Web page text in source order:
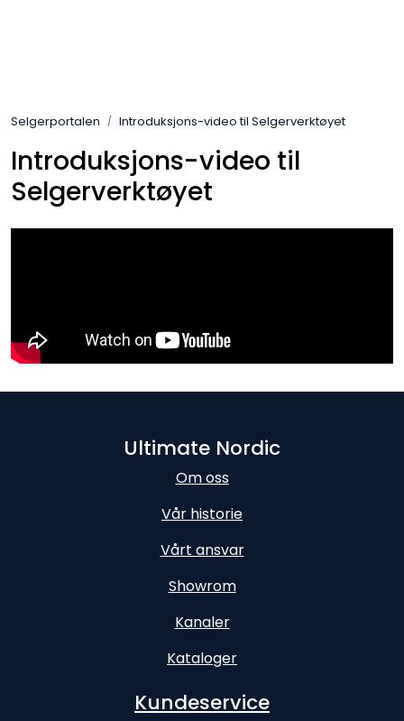
Selgerportalen Introduksjons-video til Selgerverktøyet
Introduksjons-video til
Selgerverktøyet
Ultimate Nordic
Om oss
Vår historie
Vårt ansvar
Showrom
Kanaler
Kataloger
Kundeservice
Nyheter/Info
Mediaportalen